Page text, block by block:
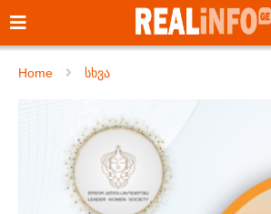
Home სხვა